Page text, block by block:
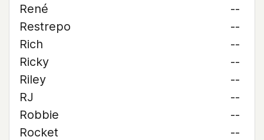
René
--
Restrepo
--
Rich
--
Ricky
--
Riley
--
RJ
--
Robbie
--
Rocket
--